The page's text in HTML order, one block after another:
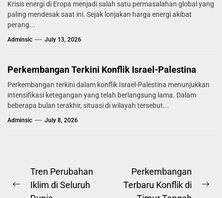
Krisis energi di Eropa menjadi salah satu permasalahan global yang
paling mendesak saat ini. Sejak lonjakan harga energi akibat
perang...
Adminsic July 13, 2026
Perkembangan Terkini Konflik Israel-Palestina
Perkembangan terkini dalam konflik Israel-Palestina menunjukkan
intensifikasi ketegangan yang telah berlangsung lama. Dalam
beberapa bulan terakhir, situasi di wilayah tersebut...
Adminsic July 8, 2026
Post
navigation
Previous
Tren Perubahan
Iklim di Seluruh
Perkembangan
Terbaru Konflik di